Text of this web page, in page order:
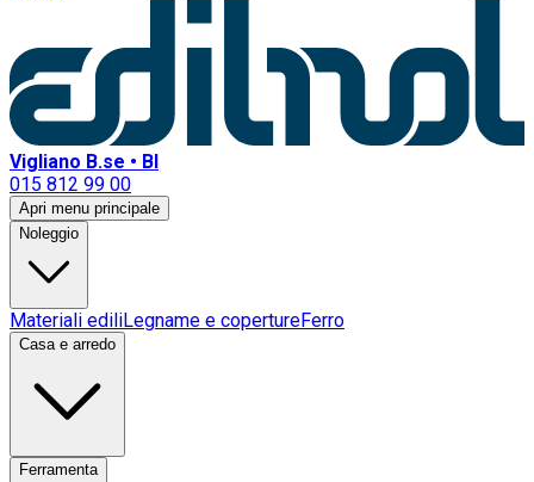
Vigliano B.se • BI
015 812 99 00
Apri menu principale
Noleggio
Materiali ediliLegname e copertureFerro
Casa e arredo
Ferramenta